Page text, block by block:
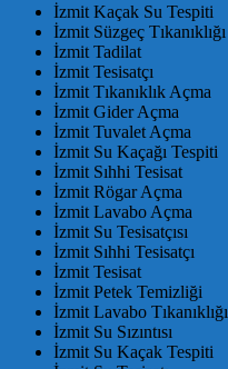
İzmit Kaçak Su Tespiti
İzmit Süzgeç Tıkanıklığı
İzmit Tadilat
İzmit Tesisatçı
İzmit Tıkanıklık Açma
İzmit Gider Açma
İzmit Tuvalet Açma
İzmit Su Kaçağı Tespiti
İzmit Sıhhi Tesisat
İzmit Rögar Açma
İzmit Lavabo Açma
İzmit Su Tesisatçısı
İzmit Sıhhi Tesisatçı
İzmit Tesisat
İzmit Petek Temizliği
İzmit Lavabo Tıkanıklığı
İzmit Su Sızıntısı
İzmit Su Kaçak Tespiti